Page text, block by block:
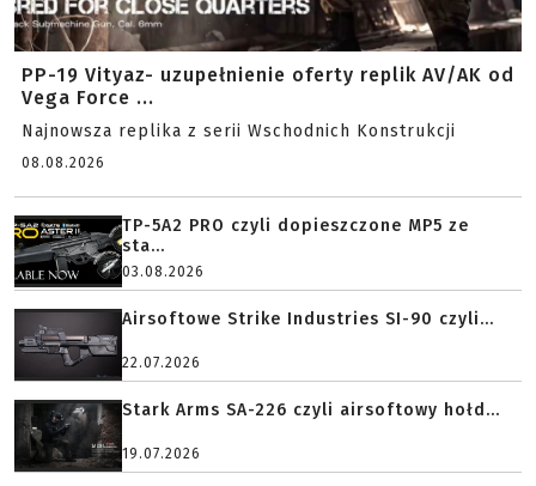
PP-19 Vityaz- uzupełnienie oferty replik AV/AK od
Vega Force ...
Najnowsza replika z serii Wschodnich Konstrukcji
08.08.2026
TP-5A2 PRO czyli dopieszczone MP5 ze
sta...
03.08.2026
Airsoftowe Strike Industries SI-90 czyli...
22.07.2026
Stark Arms SA-226 czyli airsoftowy hołd...
19.07.2026